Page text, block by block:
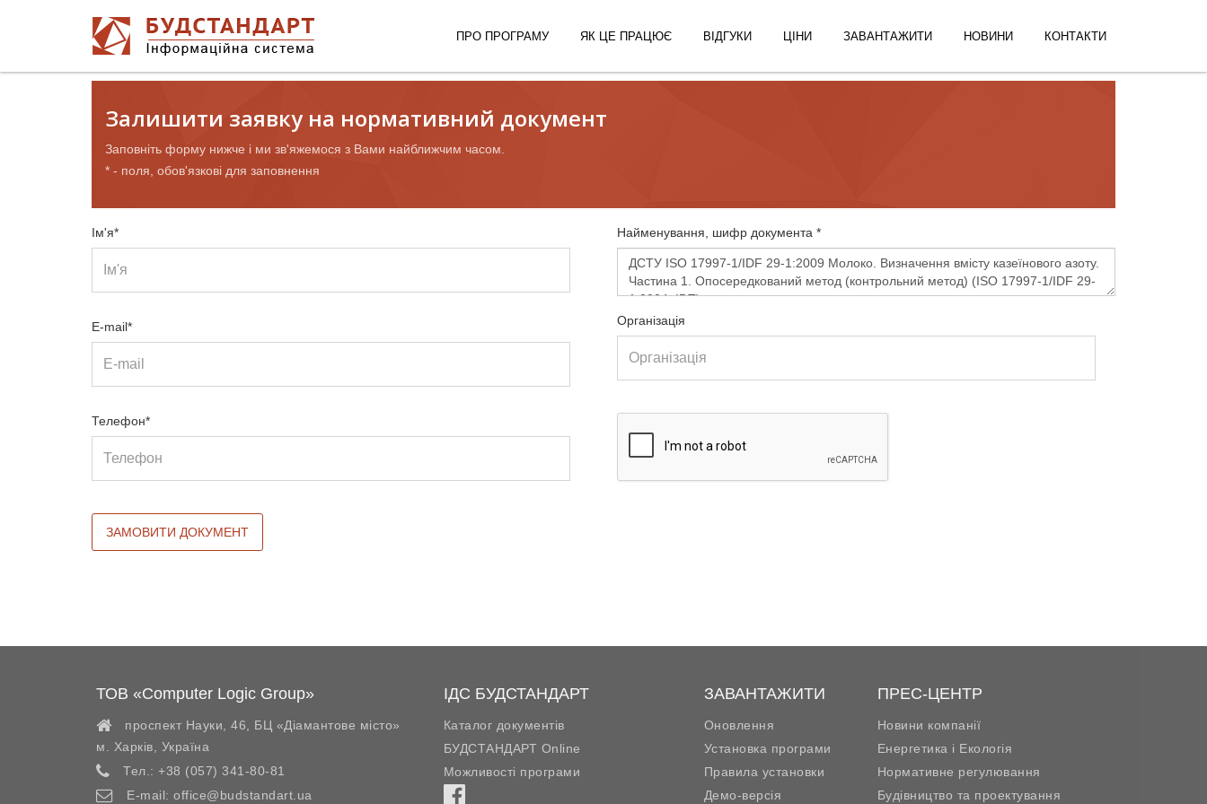
ПРО ПРОГРАМУ ЯК ЦЕ ПРАЦЮЄ ВІДГУКИ ЦІНИ ЗАВАНТАЖИТИ НОВИНИ КОНТАКТИ
Залишити заявку на нормативний документ
Заповніть форму нижче і ми зв'яжемося з Вами найближчим часом.
* - поля, обов'язкові для заповнення
Ім'я*
E-mail*
Телефон*
Найменування, шифр документа *
Організація
ТОВ «Computer Logic Group»
проспект Науки, 46, БЦ «Діамантове місто»
м. Харків
Україна
Тел.: +38 (057) 341-80-81
E-mail: office@budstandart.ua
ІДС БУДСТАНДАРТ
Каталог документів
БУДСТАНДАРТ Online
Можливості програми
ЗАВАНТАЖИТИ
Оновлення
Установка програми
Правила установки
Демо-версія
ПРЕС-ЦЕНТР
Новини компанії
Енергетика і Екологія
Нормативне регулювання
Будівництво та проектування